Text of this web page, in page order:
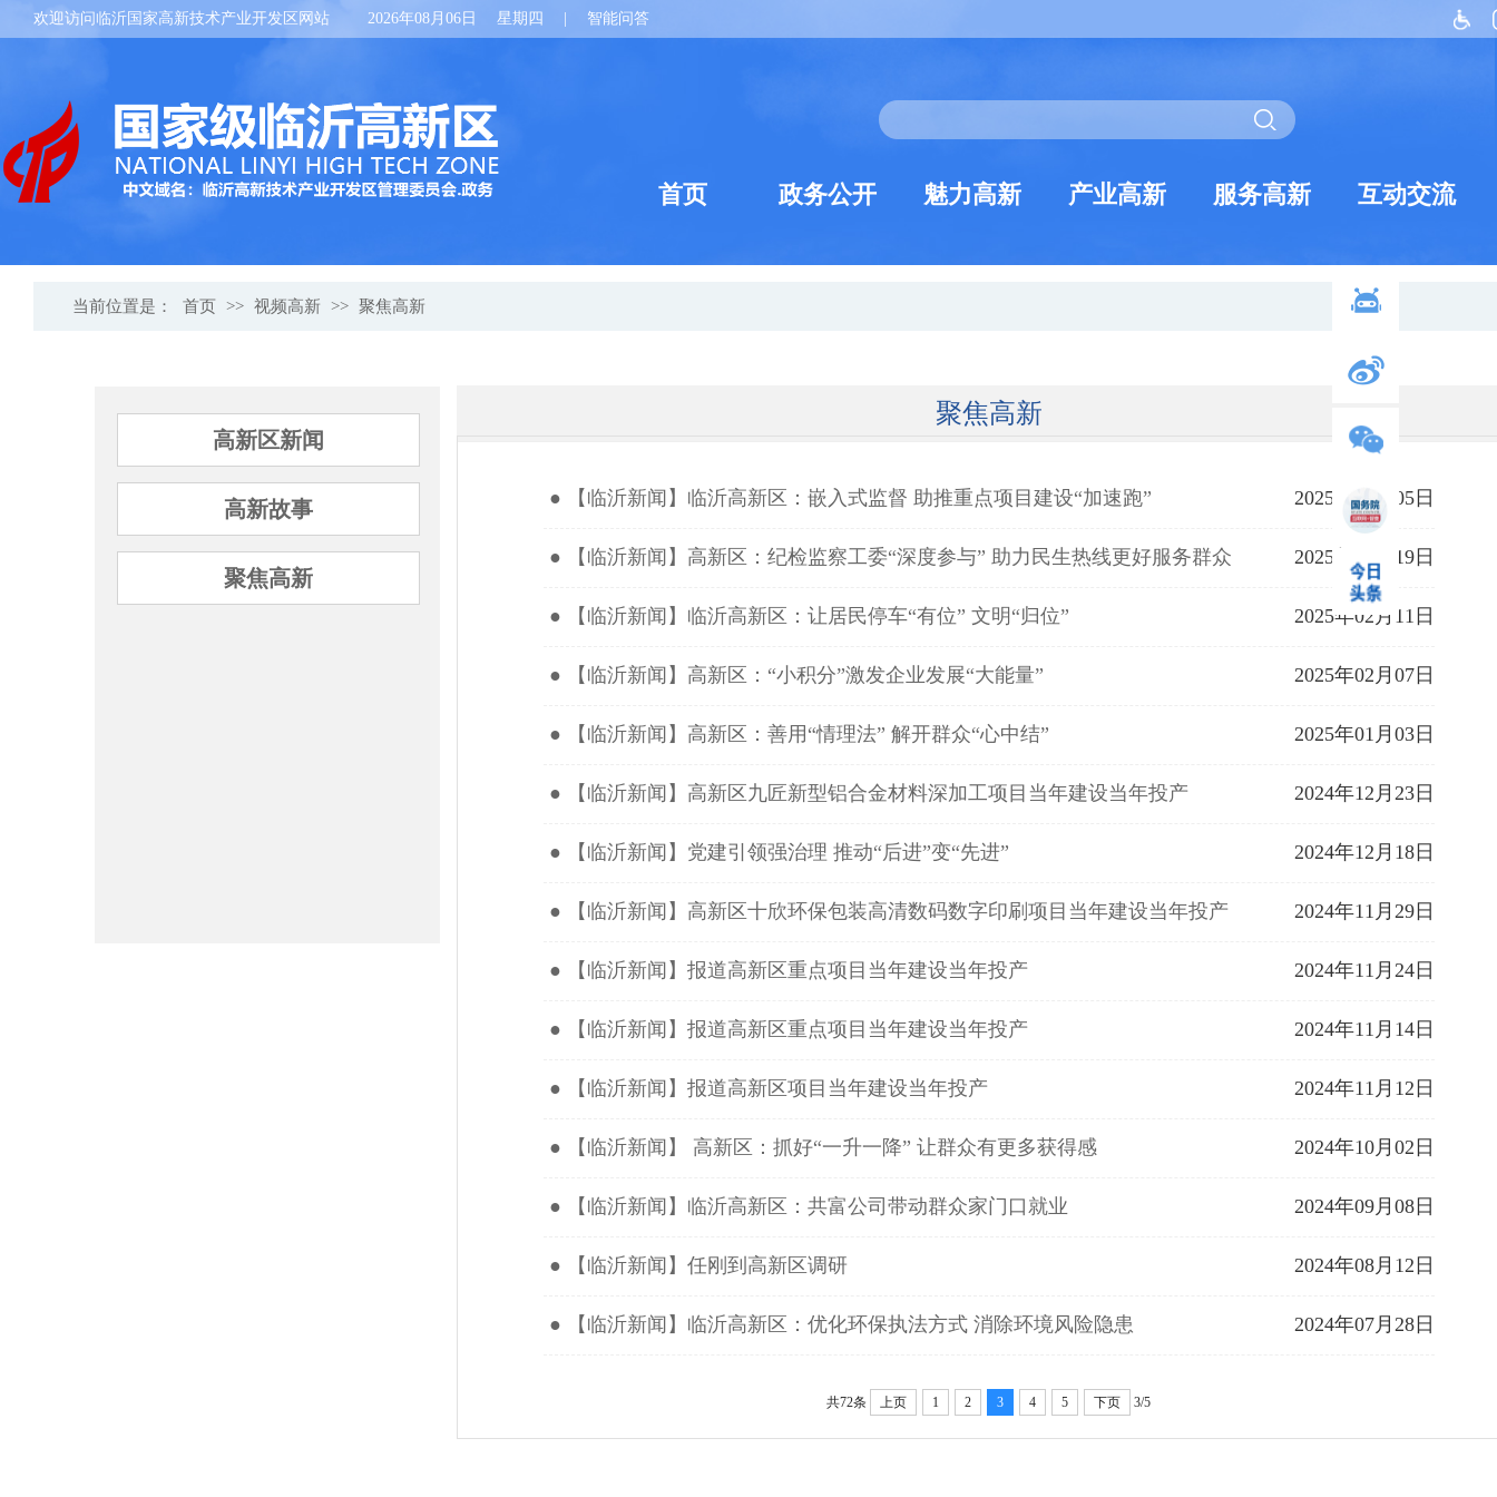
欢迎访问临沂国家高新技术产业开发区网站 2026年08月06日 星期四 智能问答
首页 政务公开 魅力高新 产业高新 服务高新 互动交流
当前位置是： 首页 >> 视频高新 >> 聚焦高新
高新区新闻
高新故事
聚焦高新
聚焦高新
● 【临沂新闻】临沂高新区：嵌入式监督 助推重点项目建设“加速跑” 2025年03月05日
● 【临沂新闻】高新区：纪检监察工委“深度参与” 助力民生热线更好服务群众 2025年02月19日
● 【临沂新闻】临沂高新区：让居民停车“有位” 文明“归位” 2025年02月11日
● 【临沂新闻】高新区：“小积分”激发企业发展“大能量” 2025年02月07日
● 【临沂新闻】高新区：善用“情理法” 解开群众“心中结” 2025年01月03日
● 【临沂新闻】高新区九匠新型铝合金材料深加工项目当年建设当年投产 2024年12月23日
● 【临沂新闻】党建引领强治理 推动“后进”变“先进” 2024年12月18日
● 【临沂新闻】高新区十欣环保包装高清数码数字印刷项目当年建设当年投产 2024年11月29日
● 【临沂新闻】报道高新区重点项目当年建设当年投产 2024年11月24日
● 【临沂新闻】报道高新区重点项目当年建设当年投产 2024年11月14日
● 【临沂新闻】报道高新区项目当年建设当年投产 2024年11月12日
● 【临沂新闻】 高新区：抓好“一升一降” 让群众有更多获得感 2024年10月02日
● 【临沂新闻】临沂高新区：共富公司带动群众家门口就业 2024年09月08日
● 【临沂新闻】任刚到高新区调研 2024年08月12日
● 【临沂新闻】临沂高新区：优化环保执法方式 消除环境风险隐患 2024年07月28日
共72条 上页 1 2 3 4 5 下页 3/5